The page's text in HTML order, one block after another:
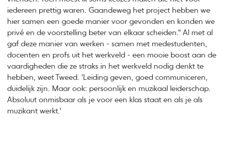
iedereen prettig waren. Gaandeweg het project hebben we
hier samen een goede manier voor gevonden en konden we
privé en de voorstelling beter van elkaar scheiden." Al met al
gaf deze manier van werken - samen met medestudenten,
docenten en profs uit het werkveld - een mooie boost aan de
vaardigheden die ze straks in het werkveld nodig denkt te
hebben, weet Tweed. 'Leiding geven, goed communiceren,
duidelijk zijn. Maar ook: persoonlijk en muzikaal leiderschap.
Absoluut onmisbaar als je voor een klas staat en als je als
muzikant werkt.'